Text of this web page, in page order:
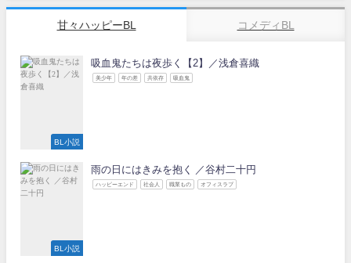
甘々ハッピーBL コメディBL
BL小説
吸血鬼たちは夜歩く【2】／浅倉喜織
美少年 年の差 共依存 吸血鬼
BL小説
雨の日にはきみを抱く ／谷村二十円
ハッピーエンド 社会人 職業もの オフィスラブ